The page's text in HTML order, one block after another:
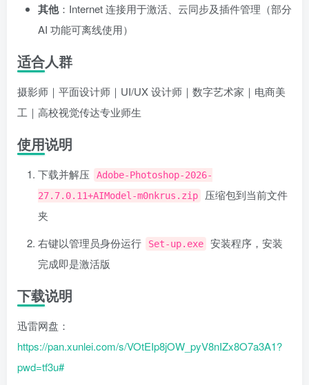
其他：Internet 连接用于激活、云同步及插件管理（部分
AI 功能可离线使用）
适合人群
摄影师｜平面设计师｜UI/UX 设计师｜数字艺术家｜电商美
工｜高校视觉传达专业师生
使用说明
下载并解压
Adobe-Photoshop-2026-
27.7.0.11+AIModel-m0nkrus.zip
压缩包到当前文件
夹
右键以管理员身份运行
Set-up.exe
安装程序，安装
完成即是激活版
下载说明
迅雷网盘：
https://pan.xunlei.com/s/VOtEIp8jOW_pyV8nIZx8O7a3A1?
pwd=tf3u#